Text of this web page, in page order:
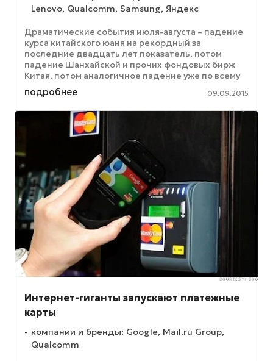
Lenovo, Qualcomm, Samsung, Яндекс
Драматические события июля-августа – падение
курса китайского юаня на рекордный за
последние двадцать лет показатель, потом
падение Шанхайской и прочих фондовых бирж
Китая, потом аналогичное падение уже по всему
миру, – все это быстро и сильно ...
подробнее 09.09.2015
Интернет-гиганты запускают платежные
карты
компании и бренды: Google, Mail.ru Group,
Qualcomm